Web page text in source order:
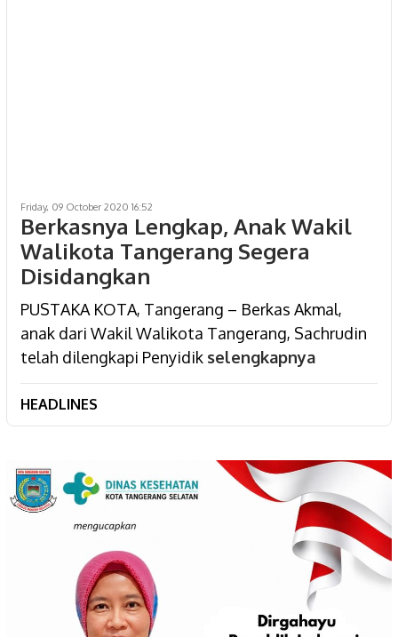
Friday, 09 October 2020 16:52
Berkasnya Lengkap, Anak Wakil
Walikota Tangerang Segera
Disidangkan
PUSTAKA KOTA, Tangerang – Berkas Akmal,
anak dari Wakil Walikota Tangerang, Sachrudin
telah dilengkapi Penyidik selengkapnya
HEADLINES